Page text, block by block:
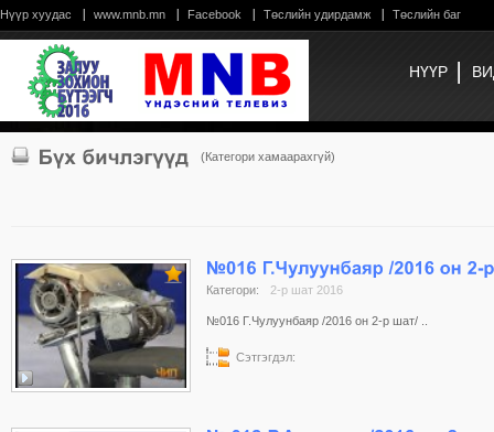
Нүүр хуудас www.mnb.mn Facebook Төслийн удирдамж Төслийн баг
НҮҮР
(Категори хамаарахгүй)
Категори: 2-р шат 2016
№016 Г.Чулуунбаяр /2016 он 2-р шат/ ..
Сэтгэгдэл: